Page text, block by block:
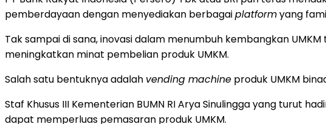
pemberdayaan dengan menyediakan berbagaiplatformyang
Tak sampai di sana, inovasi dalam menumbuh kembangkan
meningkatkan minat pembelian produk UMKM.
Salah satu bentuknya adalah vending machine produk UMKM
Staf Khusus III Kementerian BUMN RI Arya Sinulingga yang turut
dapat memperluas pemasaran produk UMKM.